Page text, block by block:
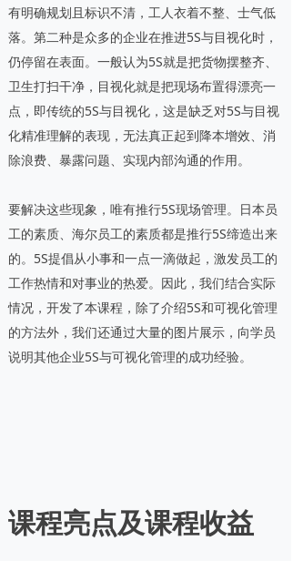
有明确规划且标识不清，工人衣着不整、士气低
落。第二种是众多的企业在推进5S与目视化时，
仍停留在表面。一般认为5S就是把货物摆整齐、
卫生打扫干净，目视化就是把现场布置得漂亮一
点，即传统的5S与目视化，这是缺乏对5S与目视
化精准理解的表现，无法真正起到降本增效、消
除浪费、暴露问题、实现内部沟通的作用。
要解决这些现象，唯有推行5S现场管理。日本员
工的素质、海尔员工的素质都是推行5S缔造出来
的。5S提倡从小事和一点一滴做起，激发员工的
工作热情和对事业的热爱。因此，我们结合实际
情况，开发了本课程，除了介绍5S和可视化管理
的方法外，我们还通过大量的图片展示，向学员
说明其他企业5S与可视化管理的成功经验。
课程亮点及课程收益